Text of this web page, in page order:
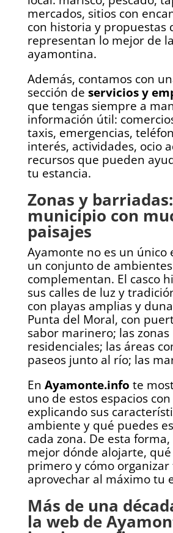
mercados, sitios con
con historia y propuestas
representan lo mejor de
ayamontina.
Además, contamos con
sección de servicios y
que tengas siempre a
información útil:
taxis, emergencias,
interés, actividades, ocio
recursos que pueden
tu estancia.
Zonas y
municipio con
paisajes
Ayamonte no es un único
un conjunto de
complementan. El casco
sus calles de luz y
con playas amplias y
Punta del Moral, con
sabor marinero; las zonas
residenciales; las áreas
paseos junto al río; las
En Ayamonte.info te
uno de estos espacios
explicando sus
ambiente y qué puedes
cada zona. De esta
mejor dónde alojarte,
primero y cómo organizar
aprovechar al máximo tu
Más de una
la web de